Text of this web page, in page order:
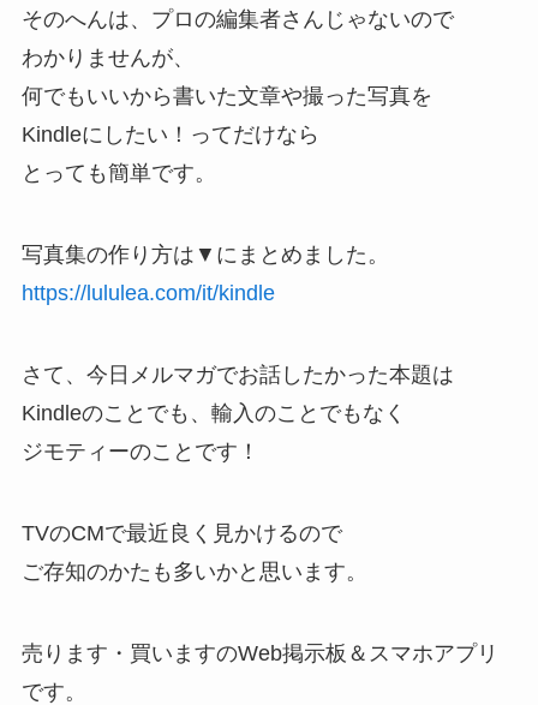
そのへんは、プロの編集者さんじゃないので
わかりませんが、
何でもいいから書いた文章や撮った写真を
Kindleにしたい！ってだけなら
とっても簡単です。
写真集の作り方は▼にまとめました。
https://lululea.com/it/kindle
さて、今日メルマガでお話したかった本題は
Kindleのことでも、輸入のことでもなく
ジモティーのことです！
TVのCMで最近良く見かけるので
ご存知のかたも多いかと思います。
売ります・買いますのWeb掲示板＆スマホアプリ
です。